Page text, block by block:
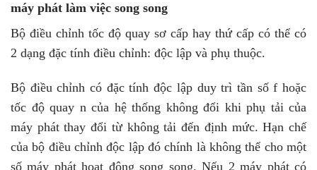
máy phát làm việc song song
Bộ điều chỉnh tốc độ quay sơ cấp hay thứ cấp có thể có
2 dạng đặc tính điều chỉnh: độc lập và phụ thuộc.
Bộ điều chỉnh có đặc tính độc lập duy trì tần số f hoặc
tốc độ quay n của hệ thống không đổi khi phụ tải của
máy phát thay đổi từ không tải đến định mức. Hạn chế
của bộ điều chỉnh độc lập đó chính là không thể cho một
số máy phát hoạt động song song. Nếu 2 máy phát có